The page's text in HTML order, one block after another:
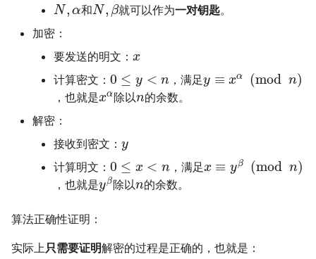
N, α和N, β就可以作为一对钥匙。
加密：
要发送的明文： x
计算密文： 0 ≤ y < n，满足y ≡ xα (mod n)
，也就是xα除以n的余数。
解密：
接收到密文： y
计算明文： 0 ≤ x < n，满足x ≡ yβ (mod n)
，也就是yβ除以n的余数。
算法正确性证明：
实际上 只需要证明解密的过程是正确的，也就是：